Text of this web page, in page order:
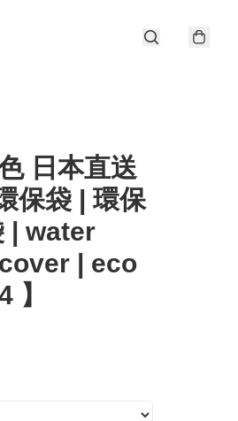
日本直送
保袋 | 環保
| water
| eco
】